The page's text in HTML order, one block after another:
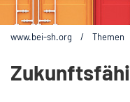
www.bei-sh.org / Themen